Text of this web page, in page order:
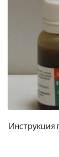
Инструкция